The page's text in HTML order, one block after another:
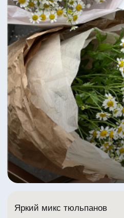
Политика конфиденциальности